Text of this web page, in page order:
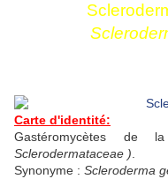
Carte d'identité:
Gastéromycètes de la
Sclerodermataceae )
Synonyme : Scleroderma